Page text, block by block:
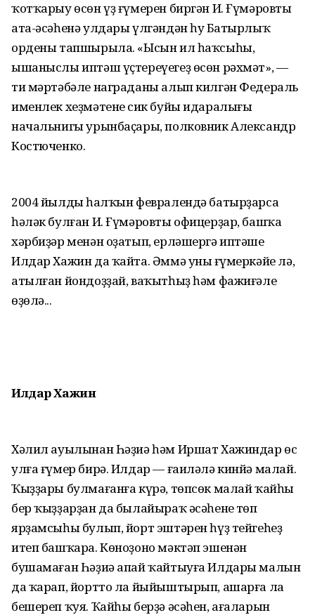
ҡотҡарыу өсөн үҙ ғүмерен биргән И. Ғүмәровтың
ата-әсәһенә улдары үлгәндән һуң Батырлыҡ
ордены тапшырыла. «Ысын ил һаҡсыһы,
ышаныслы иптәш үҫтереүегеҙ өсөн рәхмәт», —
ти мәртәбәле награданы алып килгән Федераль
именлек хеҙмәтенең сик буйы идаралығы
начальнигы урынбаҫары, полковник Александр
Костюченко.
2004 йылдың һалҡын февралендә батырҙарса
һәләк булған И. Ғүмәровты офицерҙар, башҡа
хәрбиҙәр менән оҙатып, ерләшергә иптәше
Илдар Хажин да ҡайта. Әммә уның ғүмеркәйе лә,
атылған йондоҙҙай, ваҡытһыҙ һәм фажиғәле
өҙөлә...
Илдар Хажин
Хәлил ауылынан Һәҙиә һәм Иршат Хажиндар өс
улға ғүмер бирә. Илдар — ғаиләлә кинйә малай.
Ҡыҙҙары булмағанға күрә, төпсөк малай ҡайһы
бер ҡыҙҙарҙан да былайыраҡ әсәһенең төп
ярҙамсыһы булып, йорт эштәрен һүҙ тейгеһеҙ
итеп башҡара. Көноҙоно мәктәп эшенән
бушамаған Һәҙиә апай ҡайтыуға Илдары малын
да ҡарап, йортто ла йыйыштырып, ашарға ла
бешереп ҡуя. Ҡайһы берҙә әсәһен, ағаларын